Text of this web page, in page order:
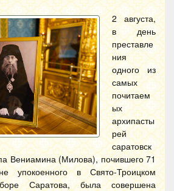
2 августа,
в день
преставле
ния
одного из
самых
почитаем
ых
архипасты
рей
саратовск
Вениамина (Милова), почившего 71
упокоенного в Свято-Троицком
Саратова, была совершена